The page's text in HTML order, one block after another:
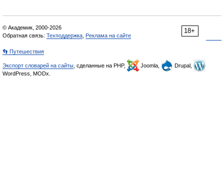
18+
© Академик, 2000-2026
Обратная связь: Техподдержка Реклама на сайте
👣 Путешествия
Экспорт словарей на сайты , сделанные на PHP, Joomla,
Drupal,
WordPress, MODx.